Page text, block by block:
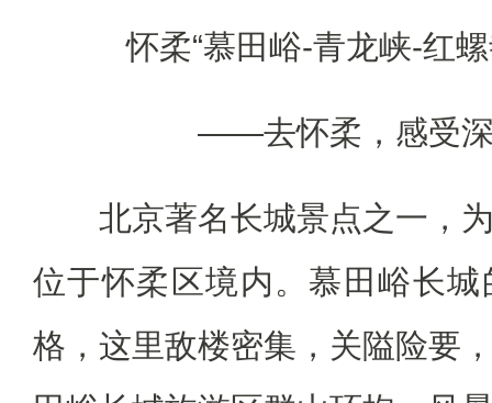
怀柔“慕田峪-青龙峡-红
——去怀柔，感受
北京著名长城景点之一，为
位于怀柔区境内。慕田峪长
格，这里敌楼密集，关隘险要